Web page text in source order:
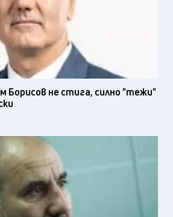
Борисов не стига, силно "тежи"